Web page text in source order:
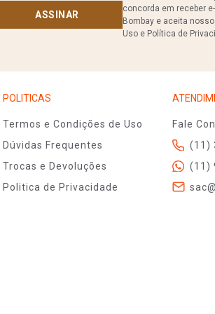
ASSINAR
concorda em receber
Bombay e aceita
Uso e Política de
POLITICAS
Termos e Condições de Uso
Dúvidas Frequentes
Trocas e Devoluções
Politica de Privacidade
Fale
(11)
(11)